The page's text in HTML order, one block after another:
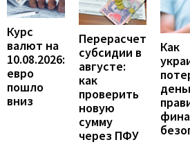
Курс
валют на
10.08.2026:
евро
пошло
вниз
Перерасчет
субсидии в
августе:
как
проверить
новую
сумму
через ПФУ
Как